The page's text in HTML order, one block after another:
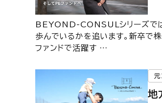
BEYOND-CONSULシリーズでは
歩んでいるかを追います。新卒で
ファンドで活躍す …
元
地